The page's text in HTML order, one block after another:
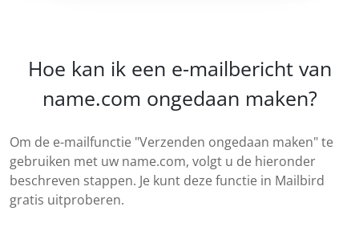
Hoe kan ik een e-mailbericht van
name.com ongedaan maken?
Om de e-mailfunctie "Verzenden ongedaan maken" te
gebruiken met uw name.com, volgt u de hieronder
beschreven stappen. Je kunt deze functie in Mailbird
gratis uitproberen.